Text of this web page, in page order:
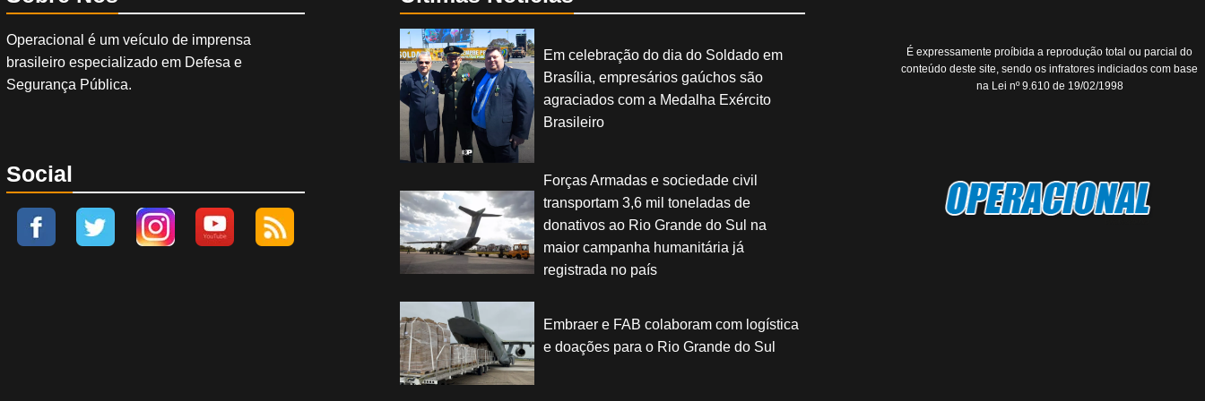
Operacional é um veículo de imprensa
brasileiro especializado em Defesa e
Segurança Pública.
Social
Em celebração do dia do Soldado em
Brasília, empresários gaúchos são
agraciados com a Medalha Exército
Brasileiro
Forças Armadas e sociedade civil
transportam 3,6 mil toneladas de
donativos ao Rio Grande do Sul na
maior campanha humanitária já
registrada no país
Embraer e FAB colaboram com logística
e doações para o Rio Grande do Sul
É expressamente proíbida a reprodução total ou parcial do
conteúdo deste site, sendo os infratores indiciados com base
na Lei nº 9.610 de 19/02/1998